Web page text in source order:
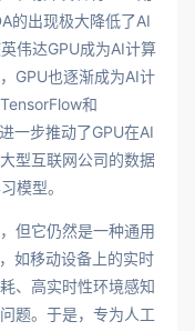
的出现极大降低了AI
伟达GPU成为AI计算
GPU也逐渐成为AI计
和
一步推动了GPU在AI
型互联网公司的数据
模型。
但它仍然是一种通用
如移动设备上的实时
、高实时性环境感知
题。于是，专为人工